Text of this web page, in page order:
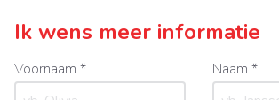
Ik wens meer informatie
Voornaam * Naam *